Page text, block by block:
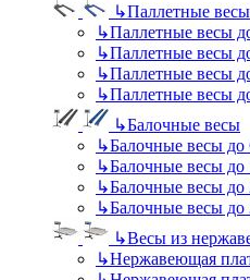
↳Паллетные весы
↳Паллетные весы
↳Паллетные весы
↳Паллетные весы
↳Паллетные весы
↳Балочные весы
↳Балочные весы до
↳Балочные весы до
↳Балочные весы до
↳Балочные весы до
↳Весы из
↳Нержавеющая